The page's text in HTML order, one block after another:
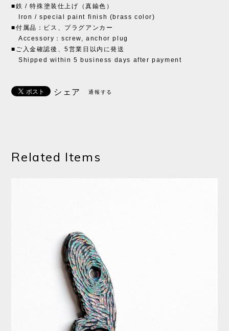
■鉄 / 特殊塗装仕上げ（真鍮色）
Iron / special paint finish (brass color)
■付属品：ビス、プラグアンカー
Accessory：screw, anchor plug
■ご入金確認後、5営業日以内に発送
Shipped within 5 business days after payment
シェア 通報する
Related Items